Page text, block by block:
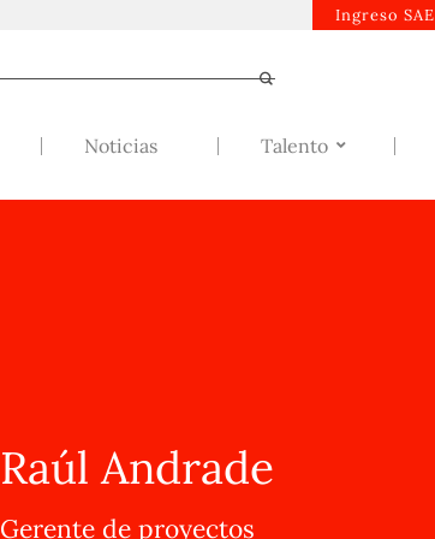
Ingreso SAE
Noticias Talento
Raúl Andrade
Gerente de proyectos